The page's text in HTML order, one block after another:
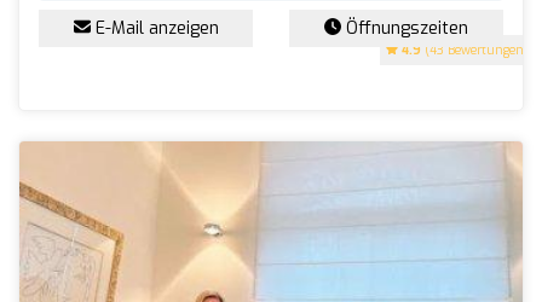
4.9 (43 Bewertungen)
E-Mail anzeigen Öffnungszeiten